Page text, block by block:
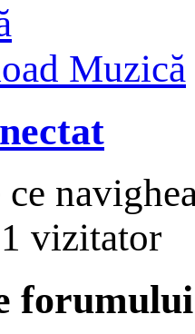
Muzică
vizitator
forumului